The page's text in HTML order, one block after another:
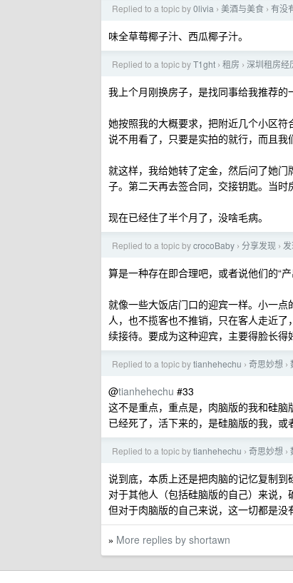
Replied to a topic by0livia › 美酒与美食 › 有没
味全草莓椰子汁、西瓜椰子汁。
Replied to a topic byT1ght › 租房 › 深圳租房经
我上个月刚换房子，是找同事给我推荐的
她按照我的大概要求，把附近几个小区
说不用看了，只要是实拍的就行，而且我
就这样，我给她转了定金，然后问了她
子。第二天再去签合同，交接钥匙。当时
现在已经住了半个月了，没啥毛病。
Replied to a topic bycrocoBaby › 分享发现 ›
算是一种存在即合理吧，或者说他们的“
就像一些大饭店门口的迎宾一样。小一
人，也不揽客也不推销，只在客人走近
续接待。要成为这种迎宾，主要得脸长得
Replied to a topic bytianhehechu › 奇思妙想 ›
@tianhehechu #33
这不是重点，重点是，肉脑版的我和硅
已经死了，活下来的，是硅脑版的我，或
Replied to a topic bytianhehechu › 奇思妙想 ›
说到底，本质上还是把肉脑的记忆复制到
对于其他人（包括硅脑版的自己）来说，
但对于肉脑版的自己来说，这一切都是没
» More replies by shortawn